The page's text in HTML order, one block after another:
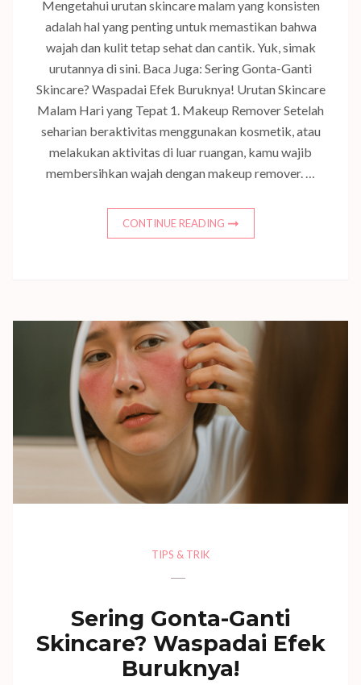
Mengetahui urutan skincare malam yang konsisten
adalah hal yang penting untuk memastikan bahwa
wajah dan kulit tetap sehat dan cantik. Yuk, simak
urutannya di sini. Baca Juga: Sering Gonta-Ganti
Skincare? Waspadai Efek Buruknya! Urutan Skincare
Malam Hari yang Tepat 1. Makeup Remover Setelah
seharian beraktivitas menggunakan kosmetik, atau
melakukan aktivitas di luar ruangan, kamu wajib
membersihkan wajah dengan makeup remover. …
CONTINUE READING
TIPS & TRIK
Sering Gonta-Ganti
Skincare? Waspadai Efek
Buruknya!